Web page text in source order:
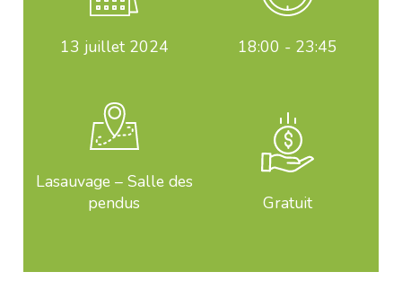
13 juillet 2024 18:00 - 23:45
Lasauvage – Salle des
pendus
Gratuit